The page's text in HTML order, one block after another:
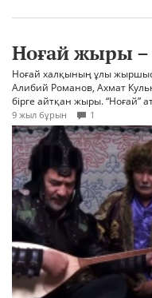
Ноғай жыры –
Ноғай халқының ұлы
Алибий Романов, Ахмат
бірге айтқан жыры. “Ноғай”
9 жыл бұрын 1